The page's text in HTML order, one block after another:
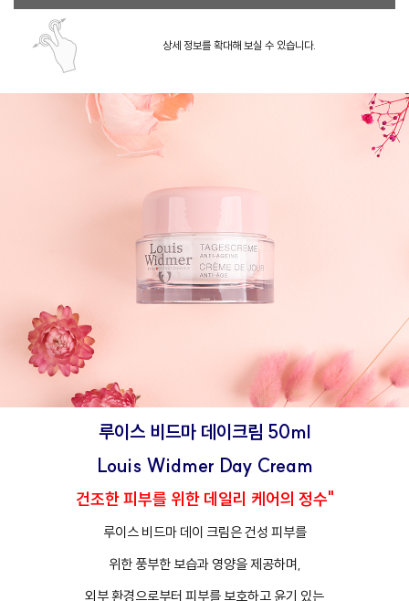
상세 정보를 확대해 보실 수 있습니다.
루이스 비드마 데이크림 50ml
Louis Widmer Day Cream
건조한 피부를 위한 데일리 케어의 정수"
루이스 비드마 데이 크림은 건성 피부를
위한 풍부한 보습과 영양을 제공하며,
외부 환경으로부터 피부를 보호하고 윤기 있는